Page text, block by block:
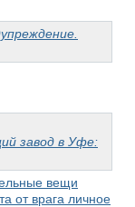
завод в Уфе:
вещи
от врага личное